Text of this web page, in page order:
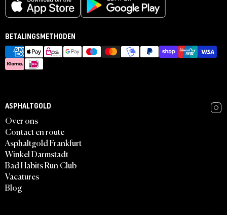
BETALINGSMETHODEN
ASPHALTGOLD
Over ons
Contact en route
Asphaltgold Frankfurt
Winkel Darmstadt
Bad Habits Run Club
Vacatures
Blog